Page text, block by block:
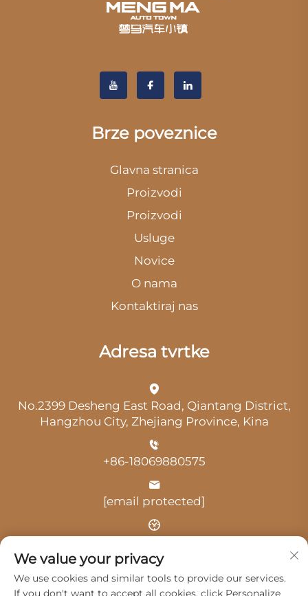
Brze poveznice
Glavna stranica
Proizvodi
Proizvodi
Usluge
Novice
O nama
Kontaktiraj nas
Adresa tvrtke
No.2399 Desheng East Road, Qiantang District,
Hangzhou City, Zhejiang Province, Kina
+86-18069880575
[email protected]
Vrijeme: 9:00-18:00
We value your privacy
We use cookies and similar tools to provide our services.
If you don't want to accept all cookies, click Personalize